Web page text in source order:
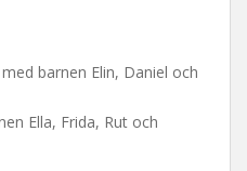
barnen Elin, Daniel och
Ella, Frida, Rut och